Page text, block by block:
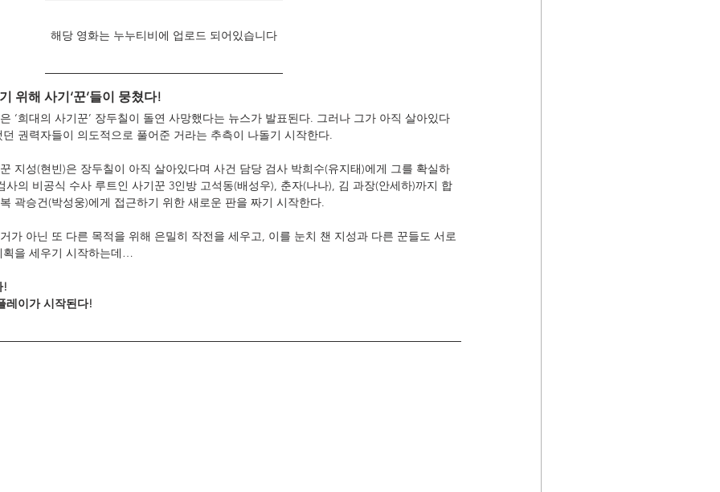
해당 영화는 누누티비에 업로드 되어있습니다
위해 사기‘꾼’들이 뭉쳤다!
‘희대의 사기꾼’ 장두칠이 돌연 사망했다는 뉴스가 발표된다. 그러나 그가 아직 살아있다
권력자들이 의도적으로 풀어준 거라는 추측이 나돌기 시작한다.
지성(현빈)은 장두칠이 아직 살아있다며 사건 담당 검사 박희수(유지태)에게 그를 확실하
의 비공식 수사 루트인 사기꾼 3인방 고석동(배성우), 춘자(나나), 김 과장(안세하)까지 합
곽승건(박성웅)에게 접근하기 위한 새로운 판을 짜기 시작한다.
가 아닌 또 다른 목적을 위해 은밀히 작전을 세우고, 이를 눈치 챈 지성과 다른 꾼들도 서로
획을 세우기 시작하는데…
!
레이가 시작된다!